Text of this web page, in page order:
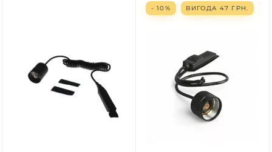
- 10% ВИГОДА 47 ГРН.